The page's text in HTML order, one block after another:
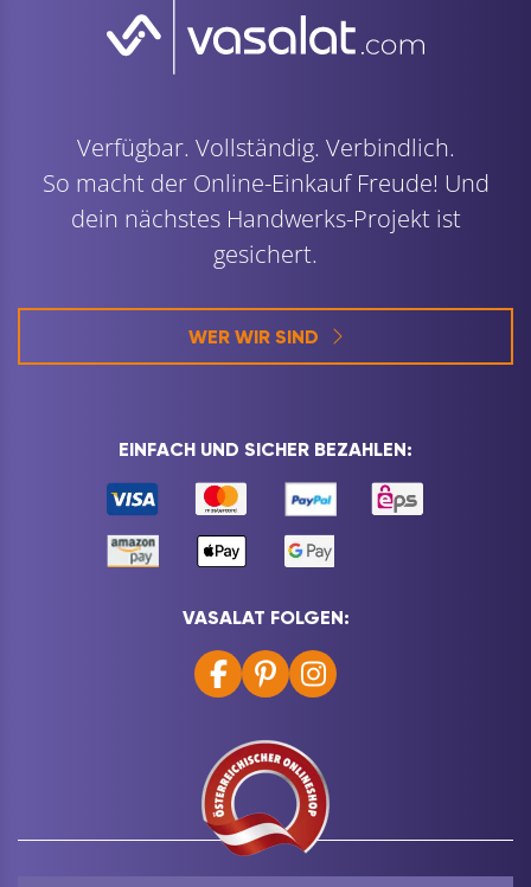
Verfügbar. Vollständig. Verbindlich.
So macht der Online-Einkauf Freude! Und
dein nächstes Handwerks-Projekt ist
gesichert.
WER WIR SIND
EINFACH UND SICHER BEZAHLEN:
VASALAT FOLGEN: